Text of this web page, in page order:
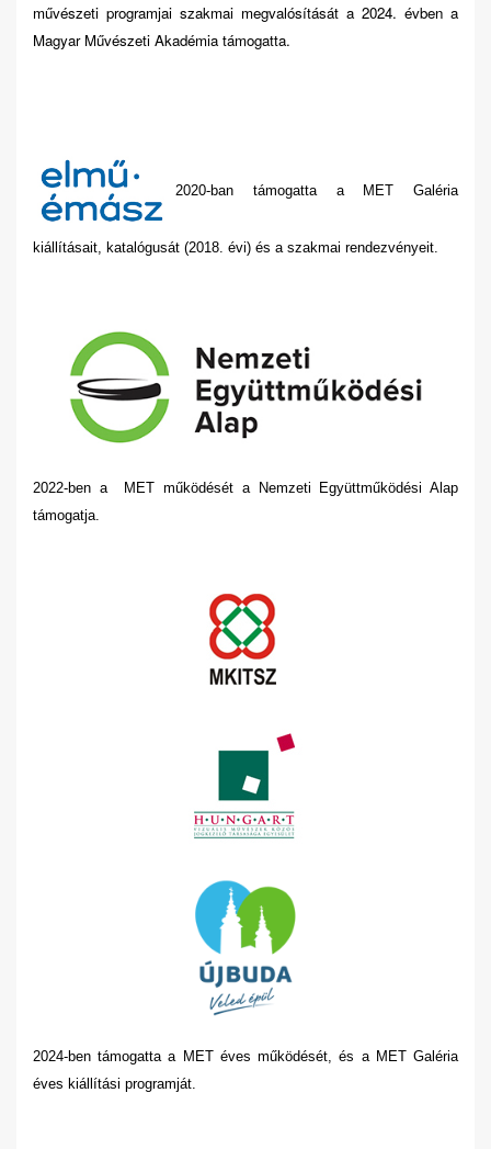
művészeti programjai szakmai megvalósítását a 2024. évben a
Magyar Művészeti Akadémia támogatta.
2020-ban támogatta a MET Galéria
kiállításait, katalógusát (2018. évi) és a szakmai rendezvényeit.
2022-ben a MET működését a Nemzeti Együttműködési Alap
támogatja.
2024-ben támogatta a MET éves működését, és a MET Galéria
éves kiállítási programját.